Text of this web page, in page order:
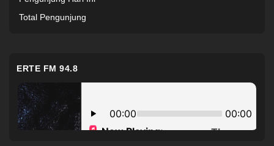
Total Pengunjung
ERTE FM 94.8